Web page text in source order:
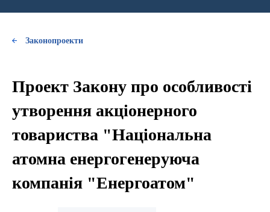
Законопроекти
Проект Закону про особливості
утворення акціонерного
товариства "Національна
атомна енергогенеруюча
компанія "Енергоатом"